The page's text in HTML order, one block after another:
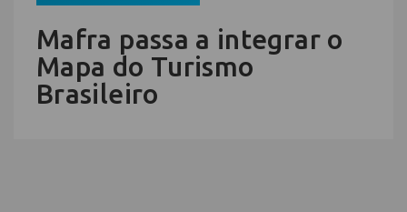
Mafra passa a integrar o
Mapa do Turismo
Brasileiro